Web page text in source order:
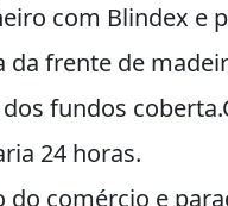
com Blindex e
da frente de
fundos
24 horas.
do comércio e